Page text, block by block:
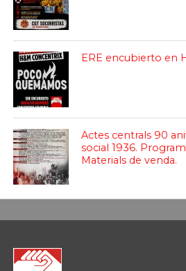
ERE encubierto en
Actes centrals 90
social 1936.
Materials de venda.